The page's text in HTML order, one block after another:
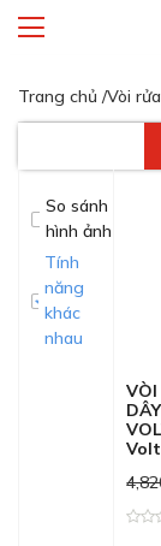
Trang chủ /Vòi
So sánh
hình ảnh
Tính
năng
khác
nhau